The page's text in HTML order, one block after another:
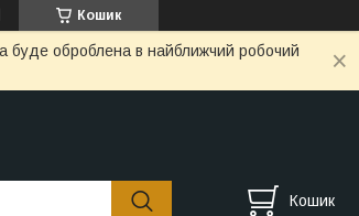
Кошик
буде оброблена в найближчий робочий
Кошик